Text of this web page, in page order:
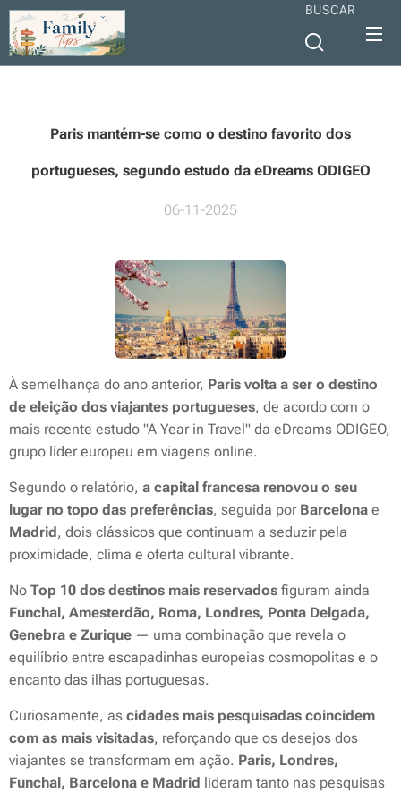
BUSCAR
Paris mantém-se como o destino favorito dos
portugueses, segundo estudo da eDreams ODIGEO
06-11-2025
À semelhança do ano anterior, Paris volta a ser o destino
de eleição dos viajantes portugueses, de acordo com o
mais recente estudo "A Year in Travel" da eDreams ODIGEO,
grupo líder europeu em viagens online.
Segundo o relatório, a capital francesa renovou o seu
lugar no topo das preferências, seguida por Barcelona e
Madrid, dois clássicos que continuam a seduzir pela
proximidade, clima e oferta cultural vibrante.
No Top 10 dos destinos mais reservados figuram ainda
Funchal, Amesterdão, Roma, Londres, Ponta Delgada,
Genebra e Zurique — uma combinação que revela o
equilíbrio entre escapadinhas europeias cosmopolitas e o
encanto das ilhas portuguesas.
Curiosamente, as cidades mais pesquisadas coincidem
com as mais visitadas, reforçando que os desejos dos
viajantes se transformam em ação. Paris, Londres,
Funchal, Barcelona e Madrid lideram tanto nas pesquisas